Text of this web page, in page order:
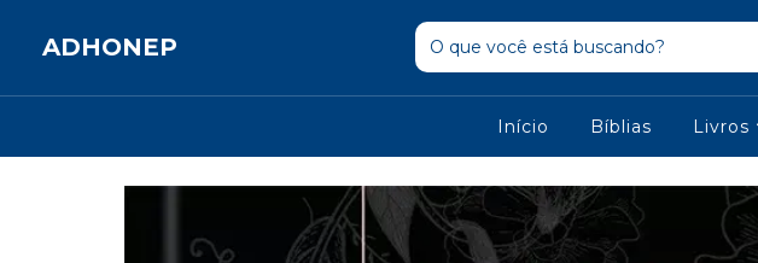
ADHONEP
Início Bíblias Livros